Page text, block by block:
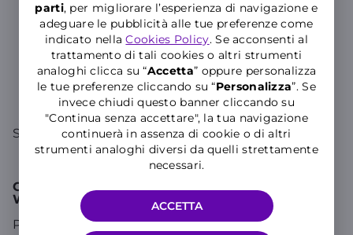
parti, per migliorare l’esperienza di navigazione e
adeguare le pubblicità alle tue preferenze come
indicato nellaCookies Policy. Se acconsenti al
trattamento di tali cookies o altri strumenti
analoghi clicca su “Accetta” oppure personalizza
le tue preferenze cliccando su “Personalizza”. Se
invece chiudi questo banner cliccando su
"Continua senza accettare", la tua navigazione
continuerà in assenza di cookie o di altri
strumenti analoghi diversi da quelli strettamente
necessari.
ACCETTA
attributo solo in caso di "occupato" e "non
risponde" ed è pari alla somma di una chiamata
effettuata ed una ricevuta, tariffate secondo la
Zona in cui sei. Nei casi di deposito per
trasferimento "incondizionato" e "telefono
spento" non viene attribuito alcun costo.
Scopri letariffe base nel mondo.
Come disattivare la segreteria telefonica con
WINDTRE
Puoi disattivare la Segreteria Telefonica digitando